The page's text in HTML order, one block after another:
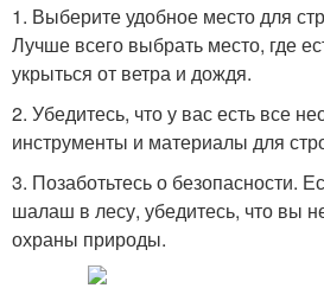
1. Выберите удобное место для
Лучше всего выбрать место, где
укрыться от ветра и дождя.
2. Убедитесь, что у вас есть все
инструменты и материалы для
3. Позаботьтесь о безопасности.
шалаш в лесу, убедитесь, что вы
охраны природы.